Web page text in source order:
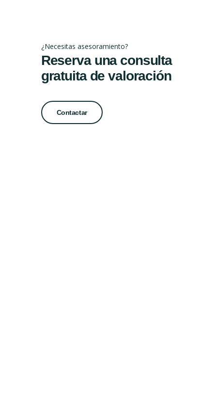
¿Necesitas asesoramiento?
Reserva una consulta
gratuita de valoración
Contactar